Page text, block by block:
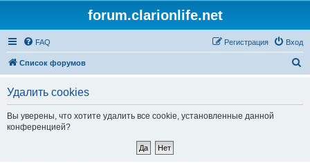
forum.clarionlife.net
FAQ Вход
Регистрация
Список форумов
Удалить cookies
Вы уверены, что хотите удалить все cookie, установленные данной
конференцией?